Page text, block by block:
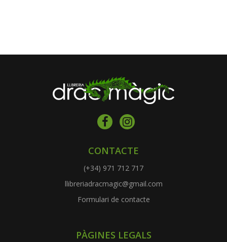
CONTACTE
(+34) 971 712 717
llibreriadracmagic@gmail.com
Formulari de contacte
PÀGINES LEGALS